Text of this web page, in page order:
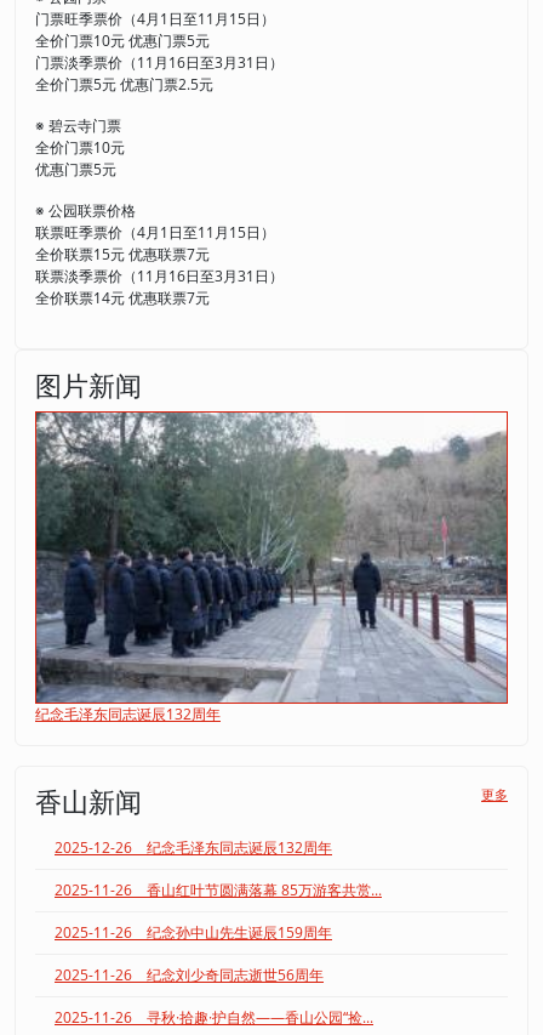
门票旺季票价（4月1日至11月15日）
全价门票10元 优惠门票5元
门票淡季票价（11月16日至3月31日）
全价门票5元 优惠门票2.5元
※ 碧云寺门票
全价门票10元
优惠门票5元
※ 公园联票价格
联票旺季票价（4月1日至11月15日）
全价联票15元 优惠联票7元
联票淡季票价（11月16日至3月31日）
全价联票14元 优惠联票7元
图片新闻
纪念毛泽东同志诞辰132周年
香山新闻 更多
2025-12-26 纪念毛泽东同志诞辰132周年
2025-11-26 香山红叶节圆满落幕 85万游客共赏...
2025-11-26 纪念孙中山先生诞辰159周年
2025-11-26 纪念刘少奇同志逝世56周年
2025-11-26 寻秋·拾趣·护自然——香山公园“捡...